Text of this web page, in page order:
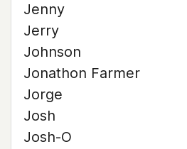
Jenny
Jerry
Johnson
Jonathon Farmer
Jorge
Josh
Josh-O